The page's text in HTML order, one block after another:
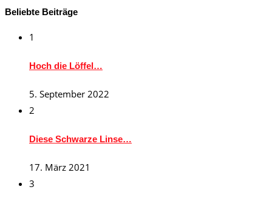
Beliebte Beiträge
1
Hoch die Löffel…
5. September 2022
2
Diese Schwarze Linse…
17. März 2021
3